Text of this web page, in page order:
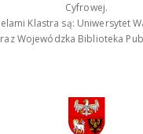
Cyfrowej.
Klastra są: Uniwersytet
Wojewódzka Biblioteka